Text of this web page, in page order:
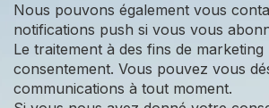
Nous pouvons également vous
notifications push si vous vous
Le traitement à des fins de
consentement. Vous pouvez vous
communications à tout moment.